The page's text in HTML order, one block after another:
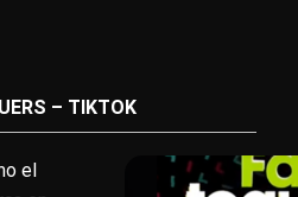
– TIKTOK
el